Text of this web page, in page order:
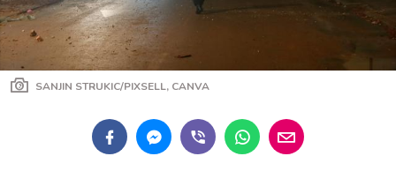
SANJIN STRUKIC/PIXSELL, CANVA